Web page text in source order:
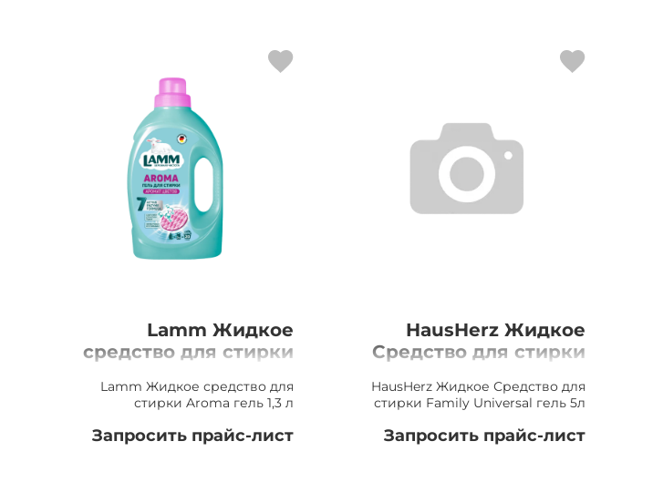
Lamm Жидкое
средство для стирки
Lamm Жидкое средство для
стирки Aroma гель 1,3 л
Запросить прайс-лист
HausHerz Жидкое
Средство для стирки
5л
HausHerz Жидкое Средство для
стирки Family Universal гель 5л
Запросить прайс-лист